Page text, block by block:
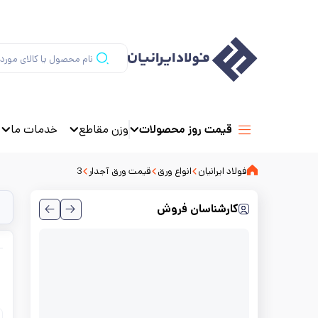
قیمت روز محصولات وزن مقاطع خدمات ما
فولاد ایرانیان انواع ورق قیمت ورق آجدار 3
کارشناسان فروش